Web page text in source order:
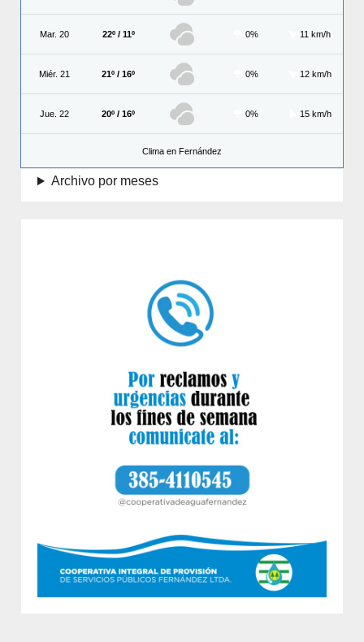
Mar. 20 22º / 11º 0% 11 km/h
Miér. 21 21º / 16º 0% 12 km/h
Jue. 22 20º / 16º 0% 15 km/h
Clima en Fernández
Archivo por meses